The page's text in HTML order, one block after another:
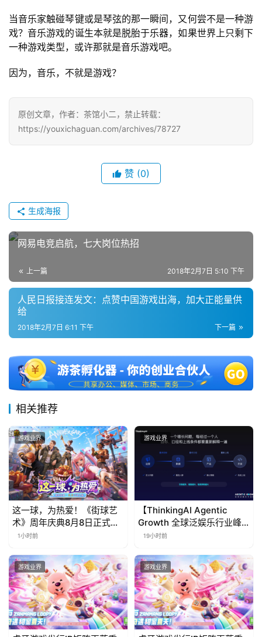
当音乐家触碰琴键或是琴弦的那一瞬间，又何尝不是一种游
戏？音乐游戏的诞生本就是脱胎于乐器，如果世界上只剩下
一种游戏类型，或许那就是音乐游戏吧。
因为，音乐，不就是游戏？
原创文章，作者：茶馆小二，禁止转载：
https://youxichaguan.com/archives/78727
赞 (0)
生成海报
网易电竞启航，七大岗位热招
上一篇 2018年2月7日 5:10 下午
人民日报接连发文：点赞中国游戏出海，加大正能量供
给
下一篇
2018年2月7日 6:11 下午
相关推荐
游戏业界
这一球，为热爱！《街球艺
术》周年庆典8月8日正式上
线，多重福利与全新内容同
1小时前
游戏业界
【ThinkingAI Agentic
Growth 全球泛娱乐行业峰
会】Agent 时代，人到底负
19小时前
游戏业界 游戏业界